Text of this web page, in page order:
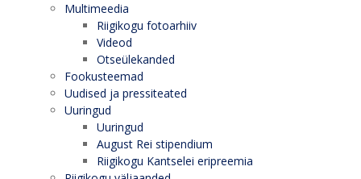
Multimeedia
Riigikogu fotoarhiiv
Videod
Otseülekanded
Fookusteemad
Uudised ja pressiteated
Uuringud
Uuringud
August Rei stipendium
Riigikogu Kantselei eripreemia